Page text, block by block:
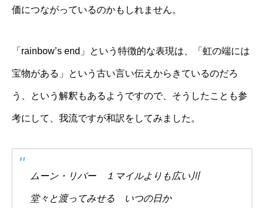
価につながっているのかもしれません。
「rainbow’s end」という特徴的な表現は、「虹の端には
宝物がある」という古い言い伝えからきているのだろ
う、という解釈もあるようですので、そうしたことも参
考にして、我流ですが和訳をしてみました。
ムーン・リバー １マイルよりも広い川
堂々と渡ってみせる いつの日か